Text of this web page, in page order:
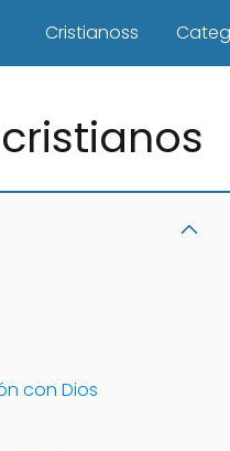
Cristianoss
con Dios